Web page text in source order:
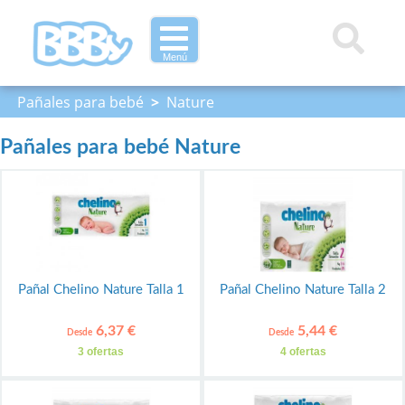
Menú
Pañales para bebé > Nature
Pañales para bebé Nature
Pañal Chelino Nature Talla 1
Desde6,37 €
3 ofertas
Pañal Chelino Nature Talla 2
Desde 5,44 €
4 ofertas